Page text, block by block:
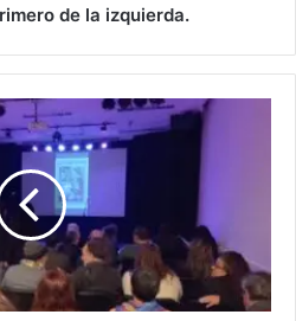
de la izquierda.